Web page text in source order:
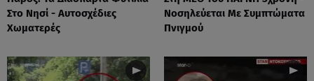
Στο Νησί - Αυτοσχέδιες
Χωματερές
Νοσηλεύεται Με Συμπτώματα
Πνιγμού